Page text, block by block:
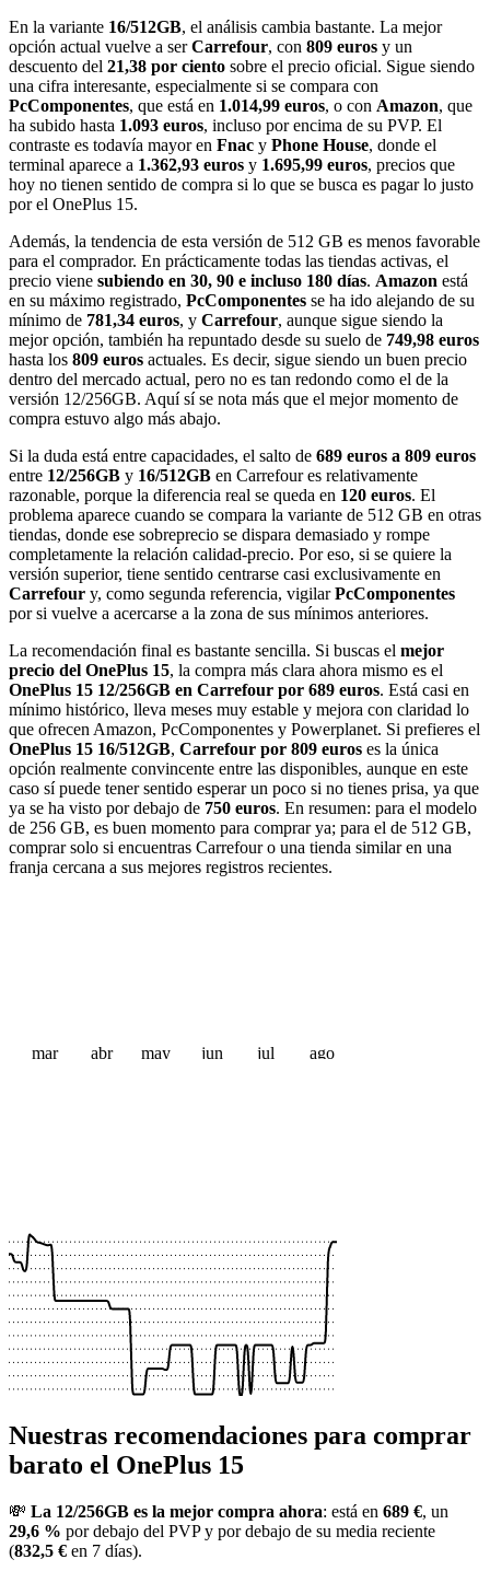
En la variante 16/512GB, el análisis cambia bastante. La mejor
opción actual vuelve a serCarrefour, con 809 euros y un
descuento del 21,38 por ciento sobre el precio oficial. Sigue siendo
una cifra interesante, especialmente si se compara con
PcComponentes, que está en 1.014,99 euros, o con Amazon, que
ha subido hasta 1.093 euros, incluso por encima de su PVP. El
contraste es todavía mayor en Fnac y Phone House, donde el
terminal aparece a 1.362,93 euros y 1.695,99 euros, precios que
hoy no tienen sentido de compra si lo que se busca es pagar lo justo
por el OnePlus 15.
Además, la tendencia de esta versión de 512 GB es menos favorable
para el comprador. En prácticamente todas las tiendas activas, el
precio viene subiendo en 30, 90 e incluso 180 días. Amazon está
en su máximo registrado, PcComponentes se ha ido alejando de su
mínimo de 781,34 euros, y Carrefour, aunque sigue siendo la
mejor opción, también ha repuntado desde su suelo de 749,98 euros
hasta los 809 euros actuales. Es decir, sigue siendo un buen precio
dentro del mercado actual, pero no es tan redondo como el de la
versión 12/256GB. Aquí sí se nota más que el mejor momento de
compra estuvo algo más abajo.
Si la duda está entre capacidades, el salto de 689 euros a 809 euros
entre 12/256GB y 16/512GB en Carrefour es relativamente
razonable, porque la diferencia real se queda en 120 euros. El
problema aparece cuando se compara la variante de 512 GB en otras
tiendas, donde ese sobreprecio se dispara demasiado y rompe
completamente la relación calidad-precio. Por eso, si se quiere la
versión superior, tiene sentido centrarse casi exclusivamente en
Carrefour y, como segunda referencia, vigilarPcComponentes
por si vuelve a acercarse a la zona de sus mínimos anteriores.
La recomendación final es bastante sencilla. Si buscas el mejor
precio del OnePlus 15, la compra más clara ahora mismo es el
OnePlus 15 12/256GB en Carrefour por 689 euros. Está casi en
mínimo histórico, lleva meses muy estable y mejora con claridad lo
que ofrecen Amazon, PcComponentes y Powerplanet. Si prefieres el
OnePlus 15 16/512GB, Carrefour por 809 euros es la única
opción realmente convincente entre las disponibles, aunque en este
caso sí puede tener sentido esperar un poco si no tienes prisa, ya que
ya se ha visto por debajo de 750 euros. En resumen: para el modelo
de 256 GB, es buen momento para comprar ya; para el de 512 GB,
comprar solo si encuentras Carrefour o una tienda similar en una
franja cercana a sus mejores registros recientes.
mar abr may jun jul ago
Nuestras recomendaciones para comprar
barato el OnePlus 15
💸 La 12/256GB es la mejor compra ahora: está en 689 €, un
29,6 % por debajo del PVP y por debajo de su media reciente
(832,5 € en 7 días).